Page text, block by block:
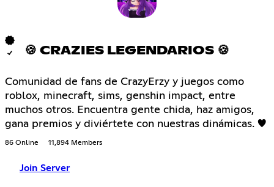
🍪 CRAZIES LEGENDARIOS 🍪
Comunidad de fans de CrazyErzy y juegos como
roblox, minecraft, sims, genshin impact, entre
muchos otros. Encuentra gente chida, haz amigos,
gana premios y diviértete con nuestras dinámicas. ♥
86 Online 11,894 Members
Join Server